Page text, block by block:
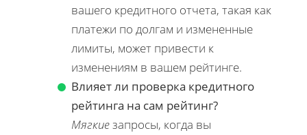
вашего кредитного отчета, такая как
платежи по долгам и измененные
лимиты, может привести к
изменениям в вашем рейтинге.
Влияет ли проверка кредитного
рейтинга на сам рейтинг?
Мягкиезапросы, когда вы